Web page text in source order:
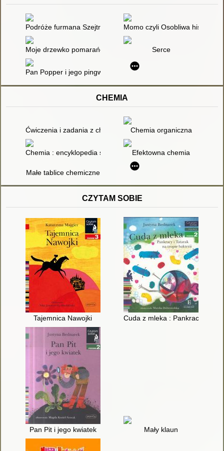
Podróże furmana Szejtroczka ; O gajowym Chrobotku i jeleniu
Momo czyli Osobliwa historia o
Moje drzewko pomarańczowe : historia chłopczyka, który
Serce
Pan Popper i jego pingwiny
CHEMIA
Ćwiczenia i zadania z chemii organicznejChemia organiczna
Chemia : encyklopedia szkolna Efektowna chemia
Małe tablice chemiczne
CZYTAM SOBIE
Tajemnica Nawojki Cuda z mleka : Pankracy i
Pan Pit i jego kwiatek Mały klaun